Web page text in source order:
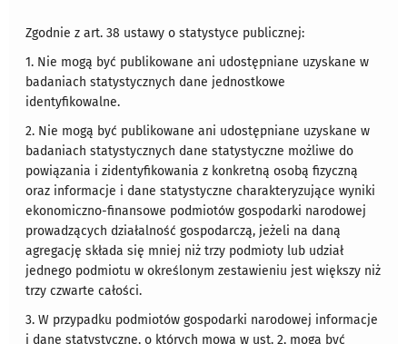
Zgodnie z art. 38 ustawy o statystyce publicznej:
1. Nie mogą być publikowane ani udostępniane uzyskane w
badaniach statystycznych dane jednostkowe
identyfikowalne.
2. Nie mogą być publikowane ani udostępniane uzyskane w
badaniach statystycznych dane statystyczne możliwe do
powiązania i zidentyfikowania z konkretną osobą fizyczną
oraz informacje i dane statystyczne charakteryzujące wyniki
ekonomiczno-finansowe podmiotów gospodarki narodowej
prowadzących działalność gospodarczą, jeżeli na daną
agregację składa się mniej niż trzy podmioty lub udział
jednego podmiotu w określonym zestawieniu jest większy niż
trzy czwarte całości.
3. W przypadku podmiotów gospodarki narodowej informacje
i dane statystyczne, o których mowa w ust. 2, mogą być